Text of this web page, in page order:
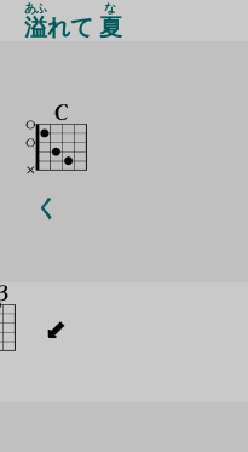
溢
あふ
れて 夏
な
く